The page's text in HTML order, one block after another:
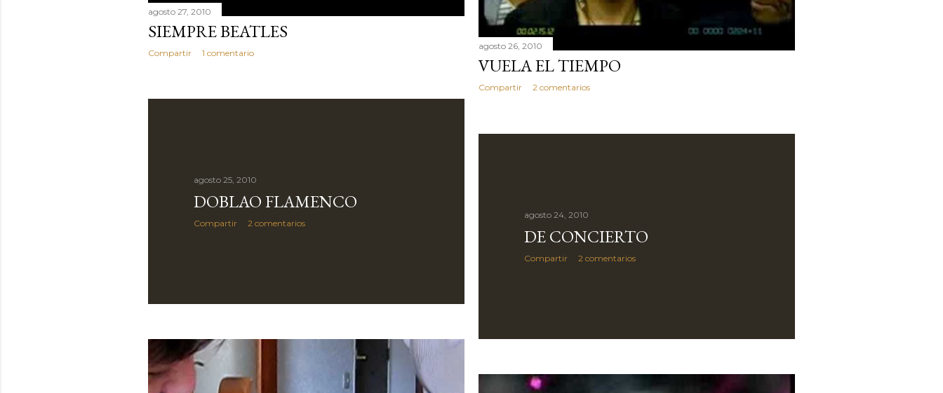
agosto 27, 2010
SIEMPRE BEATLES
Compartir 1 comentario
agosto 26, 2010
VUELA EL TIEMPO
Compartir 2 comentarios
agosto 25, 2010
DOBLAO FLAMENCO
Compartir 2 comentarios
agosto 24, 2010
DE CONCIERTO
Compartir 2 comentarios